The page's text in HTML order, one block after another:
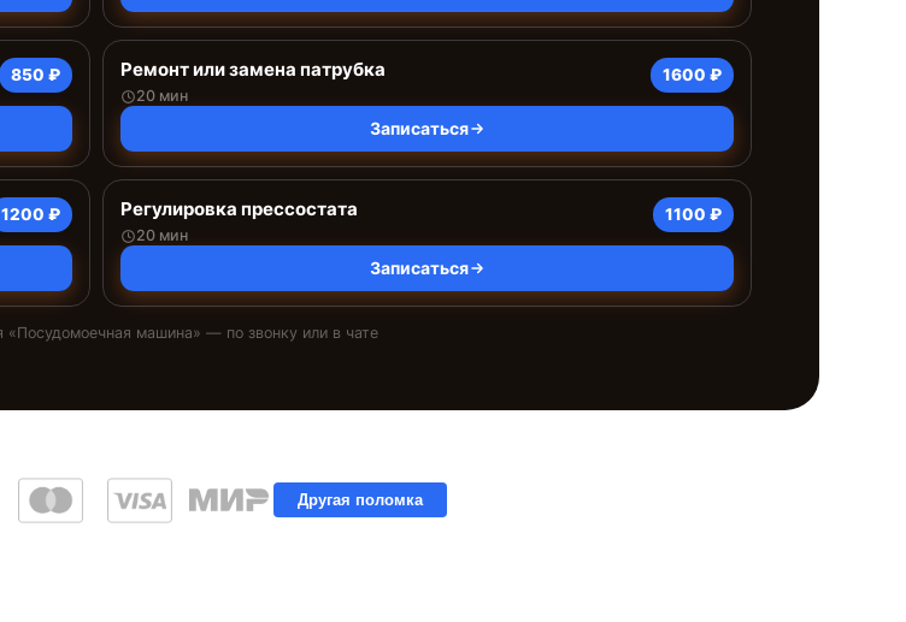
850 ₽ Ремонт или замена патрубка
20 мин
1600 ₽
Записаться
1200 ₽ Регулировка прессостата
20 мин
1100 ₽
Записаться
«Посудомоечная машина» — по звонку или в чате
Другая поломка